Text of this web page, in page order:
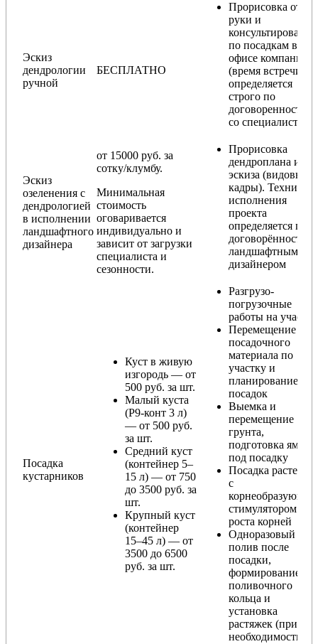
Эскиз
дендрологии
ручной
БЕСПЛАТНО
Прорисовка от
руки и
консультирование
по посадкам в
офисе компании
(время встречи
определяется
строго по
договоренности
со специалистом)
Эскиз
озеленения с
дендрологией
в исполнении
ландшафтного
дизайнера
от 15000 руб. за
сотку/клумбу.
Минимальная
стоимость
оговаривается
индивидуально и
зависит от загрузки
специалиста и
сезонности.
Прорисовка
дендроплана и
эскиза (видовые
кадры). Техника
исполнения
проекта
определяется по
договорённости с
ландшафтным
дизайнером
Посадка
кустарников
Куст в живую
изгородь — от
500 руб. за шт.
Малый куста
(Р9-конт 3 л)
— от 500 руб.
за шт.
Средний куст
(контейнер 5–
15 л) — от 750
до 3500 руб. за
шт.
Крупный куст
(контейнер
15–45 л) — от
3500 до 6500
руб. за шт.
Разгрузо-
погрузочные
работы на участке
Перемещение
посадочного
материала по
участку и
планирование
посадок
Выемка и
перемещение
грунта,
подготовка ямы
под посадку
Посадка растения
с
корнеобразующим
стимулятором
роста корней
Одноразовый
полив после
посадки,
формирование
поливочного
кольца и
установка
растяжек (при
необходимости)